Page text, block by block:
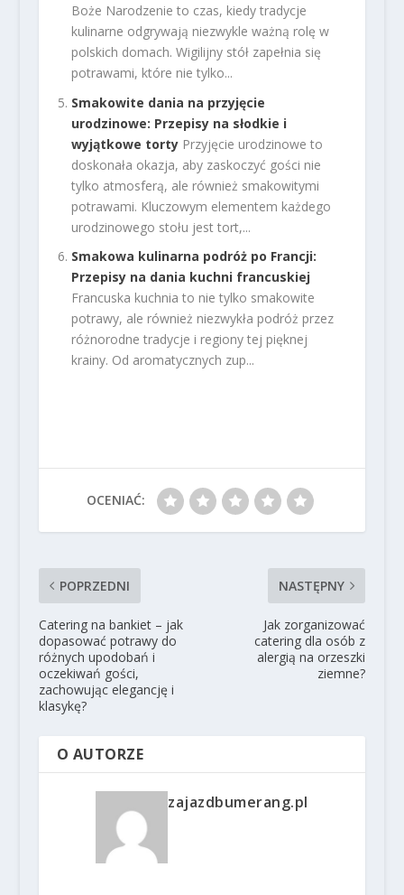
Boże Narodzenie to czas, kiedy tradycje
kulinarne odgrywają niezwykle ważną rolę w
polskich domach. Wigilijny stół zapełnia się
potrawami, które nie tylko...
Smakowite dania na przyjęcie
urodzinowe: Przepisy na słodkie i
wyjątkowe torty Przyjęcie urodzinowe to
doskonała okazja, aby zaskoczyć gości nie
tylko atmosferą, ale również smakowitymi
potrawami. Kluczowym elementem każdego
urodzinowego stołu jest tort,...
Smakowa kulinarna podróż po Francji:
Przepisy na dania kuchni francuskiej
Francuska kuchnia to nie tylko smakowite
potrawy, ale również niezwykła podróż przez
różnorodne tradycje i regiony tej pięknej
krainy. Od aromatycznych zup...
OCENIAĆ:
POPRZEDNI
Catering na bankiet – jak
dopasować potrawy do
różnych upodobań i
oczekiwań gości,
zachowując elegancję i
klasykę?
NASTĘPNY
Jak zorganizować
catering dla osób z
alergią na orzeszki
ziemne?
O AUTORZE
zajazdbumerang.pl